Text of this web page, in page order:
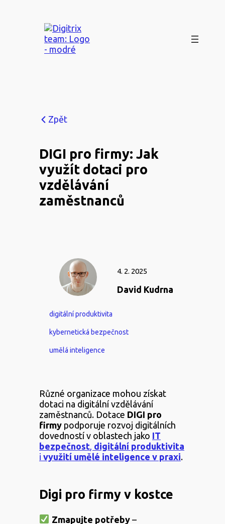
Zpět
DIGI pro firmy: Jak
využít dotaci pro
vzdělávání
zaměstnanců
4. 2. 2025
David Kudrna
digitální produktivita
kybernetická bezpečnost
umělá inteligence
Různé organizace mohou získat
dotaci na digitální vzdělávání
zaměstnanců. Dotace DIGI pro
firmy podporuje rozvoj digitálních
dovedností v oblastech jako IT
bezpečnost digitální produktivita
i využití umělé inteligence v praxi.
Digi pro firmy v kostce
Zmapujte potřeby–